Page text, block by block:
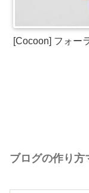
[Cocoon] フォー
ブログの作り方